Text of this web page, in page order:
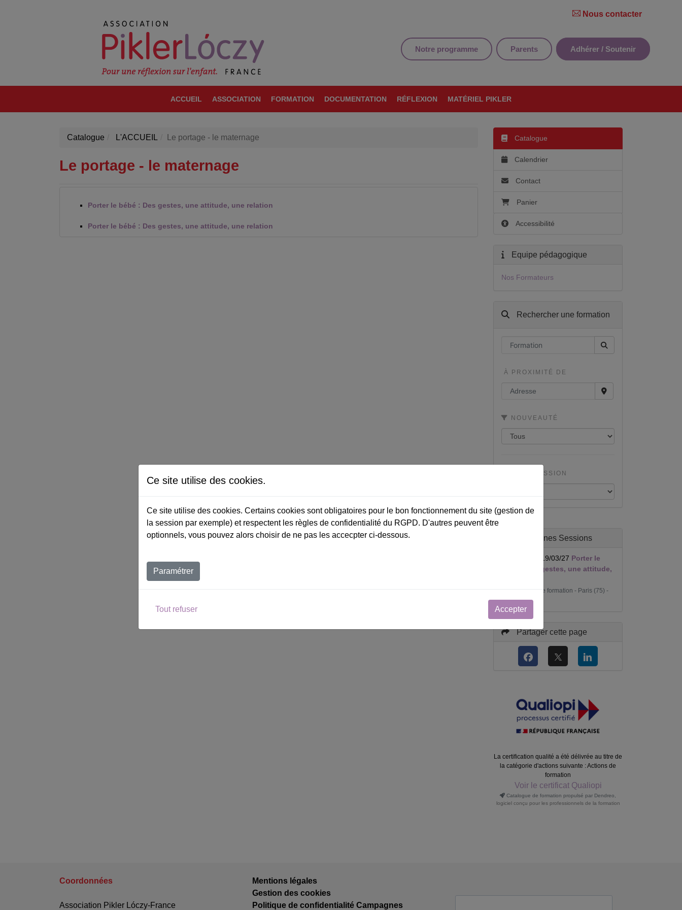
Nous contacter
Notre programme Parents Adhérer / Soutenir
ACCUEIL ASSOCIATION FORMATION DOCUMENTATION RÉFLEXION MATÉRIEL PIKLER
Catalogue L'ACCUEIL Le portage - le maternage
Le portage - le maternage
Porter le bébé : Des gestes, une attitude, une relation
Porter le bébé : Des gestes, une attitude, une relation
Catalogue
Calendrier
Contact
Panier
Accessibilité
Equipe pédagogique
Nos Formateurs
Rechercher une formation
À PROXIMITÉ DE
NOUVEAUTÉ
TYPE SESSION
Prochaines Sessions
17/03/27 → 19/03/27 Porter le
bébé : Des gestes, une attitude,
APLF salle de formation - Paris (75) -
Partager cette page
La certification qualité a été délivrée au titre de
la catégorie d'actions suivante : Actions de
formation
Voir le certificat Qualiopi
Catalogue de formation propulsé par Dendreo,
logiciel conçu pour les professionnels de la formation
Coordonnées
Association Pikler Lóczy-France
Mentions légales
Gestion des cookies
Politique de confidentialité Campagnes
Ce site utilise des cookies.
Ce site utilise des cookies. Certains cookies sont obligatoires pour le bon fonctionnement du site (gestion de
la session par exemple) et respectent les règles de confidentialité du RGPD. D'autres peuvent être
optionnels, vous pouvez alors choisir de ne pas les accecpter ci-dessous.
Paramétrer
Tout refuser Accepter